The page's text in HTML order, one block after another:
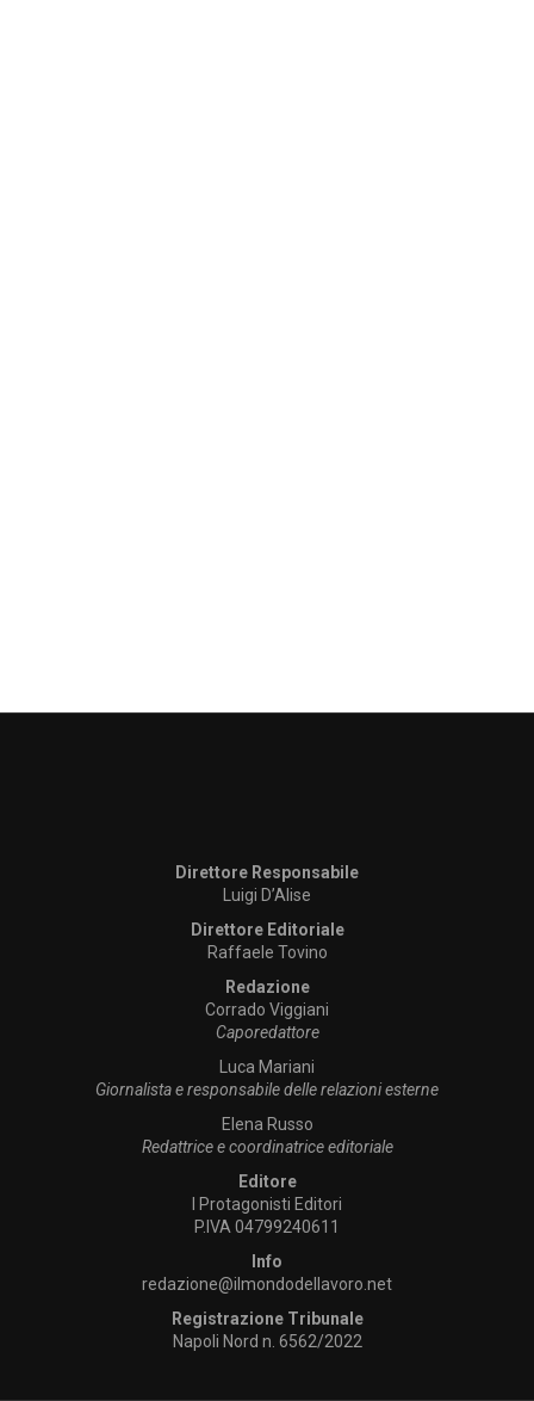
Direttore Responsabile
Luigi D’Alise
Direttore Editoriale
Raffaele Tovino
Redazione
Corrado Viggiani
Caporedattore
Luca Mariani
Giornalista e responsabile delle relazioni esterne
Elena Russo
Redattrice e coordinatrice editoriale
Editore
I Protagonisti Editori
P.IVA 04799240611
Info
redazione@ilmondodellavoro.net
Registrazione Tribunale
Napoli Nord n. 6562/2022